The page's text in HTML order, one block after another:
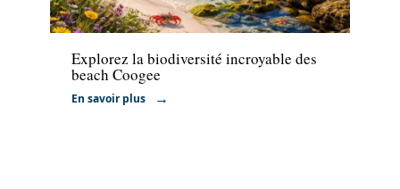
Voyage
Explorez la biodiversité incroyable des
beach Coogee
En savoir plus